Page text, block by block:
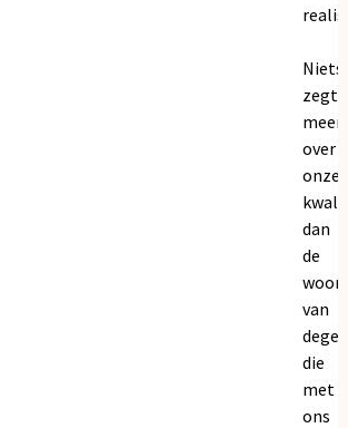
Niets
zegt
meer
over
onze
dan
de
van
die
met
ons